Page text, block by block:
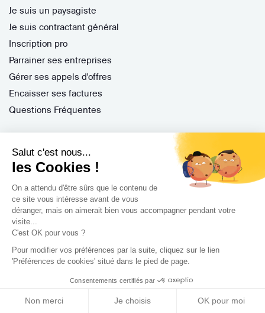
Salut c'est nous...
les Cookies !
On a attendu d'être sûrs que le contenu de
ce site vous intéresse avant de vous
déranger, mais on aimerait bien vous accompagner pendant votre
visite...
C'est OK pour vous ?
Pour modifier vos préférences par la suite, cliquez sur le lien
'Préférences de cookies' situé dans le pied de page.
Consentements certifiés par
Non merci Je choisis OK pour moi
Je suis un paysagiste
Je suis contractant général
Inscription pro
Parrainer ses entreprises
Gérer ses appels d'offres
Encaisser ses factures
Questions Fréquentes
Nos services
Trouver un architecte selon votre type de travaux
Trouver un architecte dans votre ville
Trouver de l'inspiration